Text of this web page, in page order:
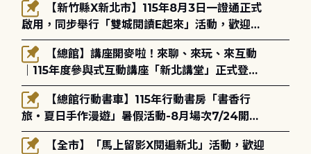
啟用，同步舉行「雙城閱讀E起來」活動，歡迎踴
躍參加(115年8月3日至10月4日)。
｜115年度參與式互動講座「新北講堂」正式登
場！
旅・夏日手作漫遊」暑假活動-8月場次7/24開始
報名